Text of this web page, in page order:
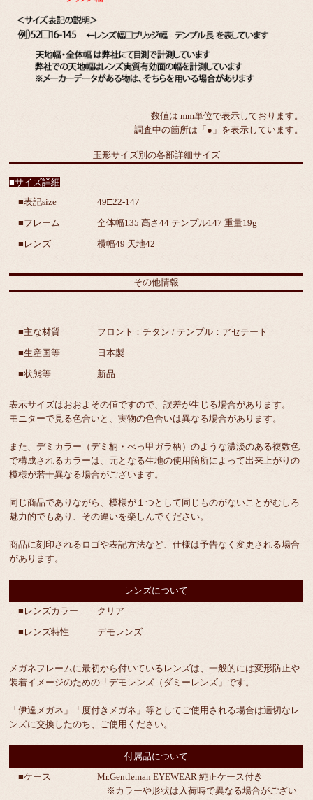
数値は mm単位で表示しております。
調査中の箇所は「●」を表示しています。
玉形サイズ別の各部詳細サイズ
■サイズ詳細
■表記size
49□22-147
■フレーム
全体幅135 高さ44 テンプル147 重量19g
■レンズ
横幅49 天地42
その他情報
■主な材質
フロント：チタン / テンプル：アセテート
■生産国等
日本製
■状態等
新品
表示サイズはおおよその値ですので、誤差が生じる場合があります。
モニターで見る色合いと、実物の色合いは異なる場合があります。
また、デミカラー（デミ柄・べっ甲ガラ柄）のような濃淡のある複数色
で構成されるカラーは、元となる生地の使用箇所によって出来上がりの
模様が若干異なる場合がございます。
同じ商品でありながら、模様が１つとして同じものがないことがむしろ
魅力的でもあり、その違いを楽しんでください。
商品に刻印されるロゴや表記方法など、仕様は予告なく変更される場合
があります。
レンズについて
■レンズカラー
クリア
■レンズ特性
デモレンズ
メガネフレームに最初から付いているレンズは、一般的には変形防止や
装着イメージのための「デモレンズ（ダミーレンズ」です。
「伊達メガネ」「度付きメガネ」等としてご使用される場合は適切なレ
ンズに交換したのち、ご使用ください。
付属品について
■ケース
Mr.Gentleman EYEWEAR 純正ケース付き
※カラーや形状は入荷時で異なる場合がござい